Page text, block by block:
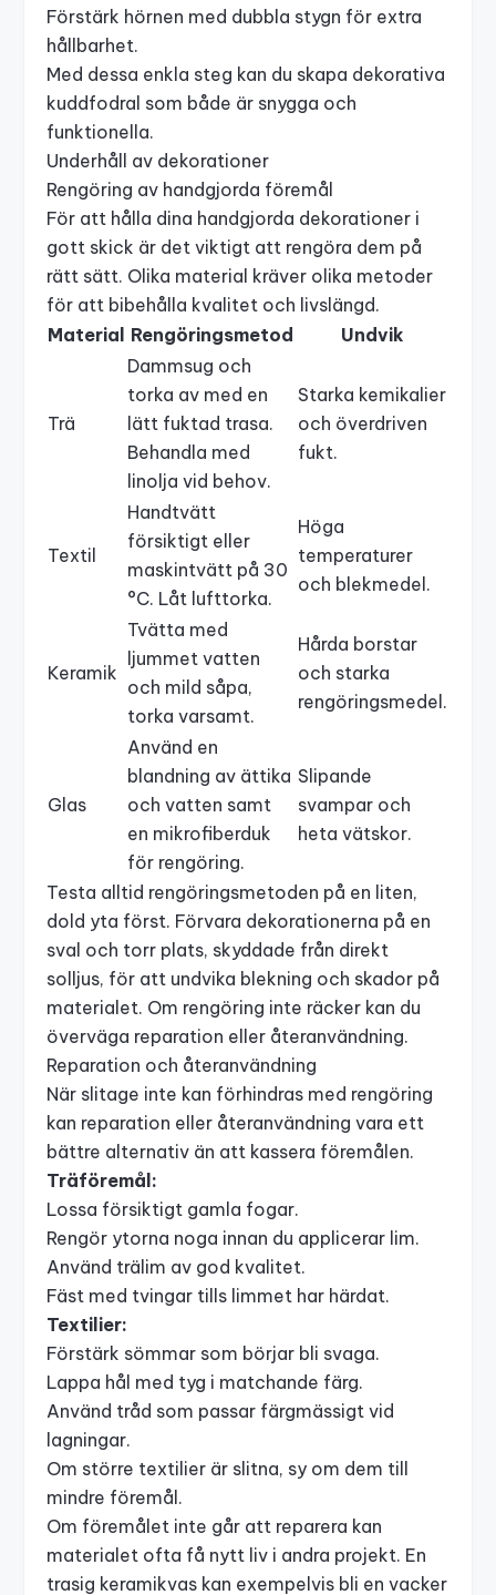
Förstärk hörnen med dubbla stygn för extra
hållbarhet.
Med dessa enkla steg kan du skapa dekorativa
kuddfodral som både är snygga och
funktionella.
Underhåll av dekorationer
Rengöring av handgjorda föremål
För att hålla dina handgjorda dekorationer i
gott skick är det viktigt att rengöra dem på
rätt sätt. Olika material kräver olika metoder
för att bibehålla kvalitet och livslängd.
Material Rengöringsmetod Undvik
Trä
Dammsug och
torka av med en
lätt fuktad trasa.
Behandla med
linolja vid behov.
Starka kemikalier
och överdriven
fukt.
Textil
Handtvätt
försiktigt eller
maskintvätt på 30
°C. Låt lufttorka.
Höga
temperaturer
och blekmedel.
Keramik
Tvätta med
ljummet vatten
och mild såpa,
torka varsamt.
Hårda borstar
och starka
rengöringsmedel.
Glas
Använd en
blandning av ättika
och vatten samt
en mikrofiberduk
för rengöring.
Slipande
svampar och
heta vätskor.
Testa alltid rengöringsmetoden på en liten,
dold yta först. Förvara dekorationerna på en
sval och torr plats, skyddade från direkt
solljus, för att undvika blekning och skador på
materialet. Om rengöring inte räcker kan du
överväga reparation eller återanvändning.
Reparation och återanvändning
När slitage inte kan förhindras med rengöring
kan reparation eller återanvändning vara ett
bättre alternativ än att kassera föremålen.
Träföremål:
Lossa försiktigt gamla fogar.
Rengör ytorna noga innan du applicerar lim.
Använd trälim av god kvalitet.
Fäst med tvingar tills limmet har härdat.
Textilier:
Förstärk sömmar som börjar bli svaga.
Lappa hål med tyg i matchande färg.
Använd tråd som passar färgmässigt vid
lagningar.
Om större textilier är slitna, sy om dem till
mindre föremål.
Om föremålet inte går att reparera kan
materialet ofta få nytt liv i andra projekt. En
trasig keramikvas kan exempelvis bli en vacker